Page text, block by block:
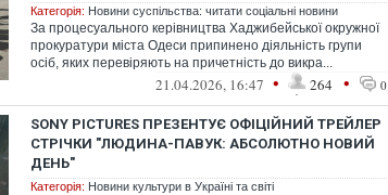
Категорія: Новини суспільства: читати соціальні новини
За процесуального керівництва Хаджибейської окружної
прокуратури міста Одеси припинено діяльність групи
осіб, яких перевіряють на причетність до викра...
21.04.2026, 16:47 • 264 • 0
SONY PICTURES ПРЕЗЕНТУЄ ОФІЦІЙНИЙ ТРЕЙЛЕР
СТРІЧКИ "ЛЮДИНА-ПАВУК: АБСОЛЮТНО НОВИЙ
ДЕНЬ"
Категорія: Новини культури в Україні та світі